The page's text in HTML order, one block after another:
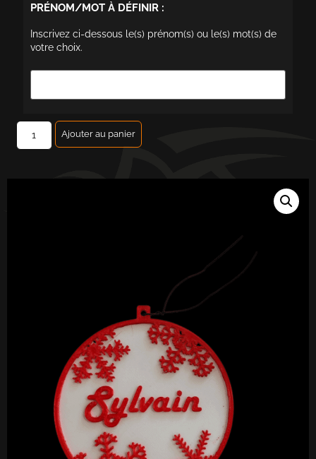
PRÉNOM/MOT À DÉFINIR :
Inscrivez ci-dessous le(s) prénom(s) ou le(s) mot(s) de
votre choix.
Ajouter au panier